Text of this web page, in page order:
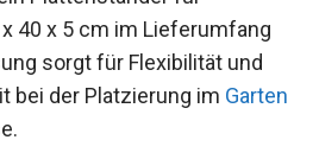
40 x 5 cm im Lieferumfang
sorgt für Flexibilität und
bei der Platzierung im Garten